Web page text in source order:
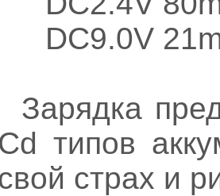
DC9.0V
Зарядка
Cd типов
страх и